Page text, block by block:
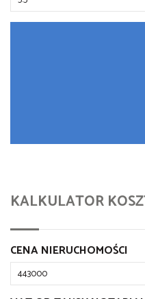
KALKULATOR
CENA NIERUCHOMOŚCI